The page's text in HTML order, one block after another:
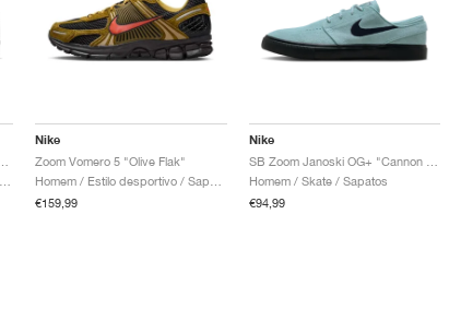
Nike
Zoom Vomero 5 "Olive Flak"
€159,99
Nike
Homem / Skate / Sapatos
€94,99